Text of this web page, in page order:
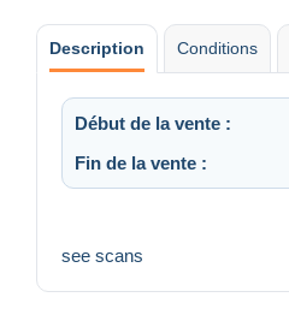
Description Conditions
Début de la vente :
Fin de la vente :
see scans